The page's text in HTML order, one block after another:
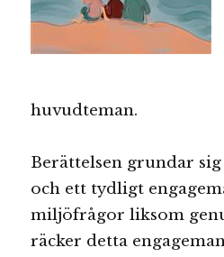
huvudteman.
Berättelsen grundar
och ett tydligt
miljöfrågor liksom
räcker detta